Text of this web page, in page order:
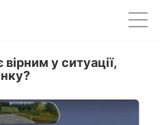
у ситуації,